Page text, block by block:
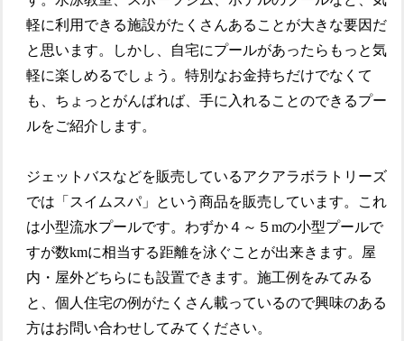
軽に利用できる施設がたくさんあることが大きな要因だ
と思います。しかし、自宅にプールがあったらもっと気
軽に楽しめるでしょう。特別なお金持ちだけでなくて
も、ちょっとがんばれば、手に入れることのできるプー
ルをご紹介します。
ジェットバスなどを販売しているアクアラボラトリーズ
では「スイムスパ」という商品を販売しています。これ
は小型流水プールです。わずか４～５mの小型プールで
すが数kmに相当する距離を泳ぐことが出来きます。屋
内・屋外どちらにも設置できます。施工例をみてみる
と、個人住宅の例がたくさん載っているので興味のある
方はお問い合わせしてみてください。